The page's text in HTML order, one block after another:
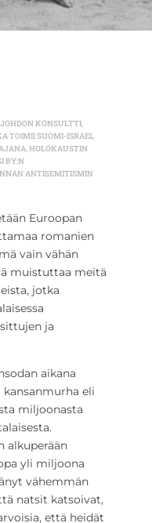
KONSULTTI,
TOIMII SUOMI-ISRAEL
HOLOKAUSTIN
RY:N
ANTISEMITISMIN
Euroopan
romanien
vain vähän
muistuttaa meitä
jotka
ja
aikana
eli
miljoonasta
alkuperään
yli miljoona
vähemmän
natsit katsoivat,
että heidät